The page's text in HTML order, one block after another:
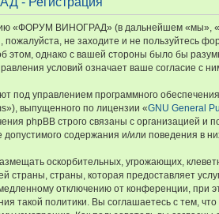
«ФОРУМ ВИНОГРАД» (в дальнейшем «мы»,
пожалуйста, не заходите и не пользуйтесь
этом, однако с вашей стороны было бы
условий означает ваше согласие с
под управлением программного
выпущенного по лицензии «GNU General
phpBB строго связаны с организацией
допустимого содержания и/или поведения в
оскорбительных, угрожающих,
страны, страны, которая предоставляет
отключению от конференции, при
такой политики. Вы соглашаетесь с тем,